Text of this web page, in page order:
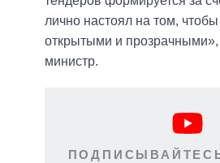
лично настоял на том, чтобы
открытыми и
министр.